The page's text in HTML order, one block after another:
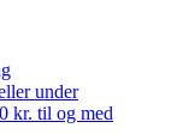
under
kr. til og med